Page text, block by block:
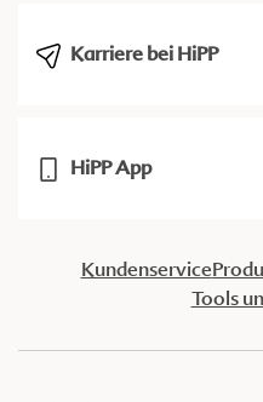
Karriere bei HiPP
HiPP App
Kundenservice
Tools